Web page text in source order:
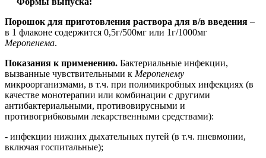
Порошок для приготовления раствора для в/в введения –
в 1 флаконе содержится 0,5г/500мг или 1г/1000мг
Меропенема.
Показания к применению. Бактериальные инфекции,
вызванные чувствительными к Меропенему
микроорганизмами, в т.ч. при полимикробных инфекциях (в
качестве монотерапии или комбинации с другими
антибактериальными, противовирусными и
противогрибковыми лекарственными средствами):
- инфекции нижних дыхательных путей (в т.ч. пневмонии,
включая госпитальные);